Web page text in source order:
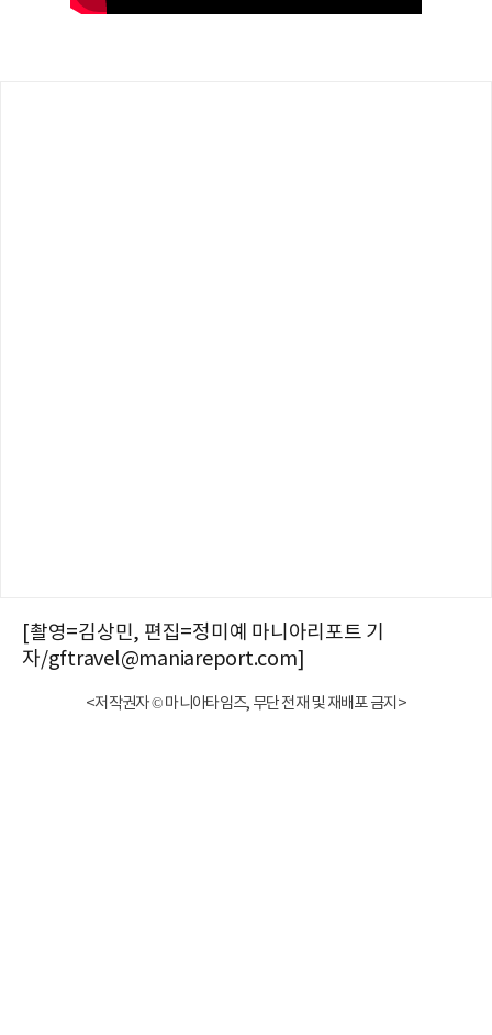
[촬영=김상민, 편집=정미예 마니아리포트 기
자/gftravel@maniareport.com]
<저작권자 © 마니아타임즈, 무단 전재 및 재배포 금지>